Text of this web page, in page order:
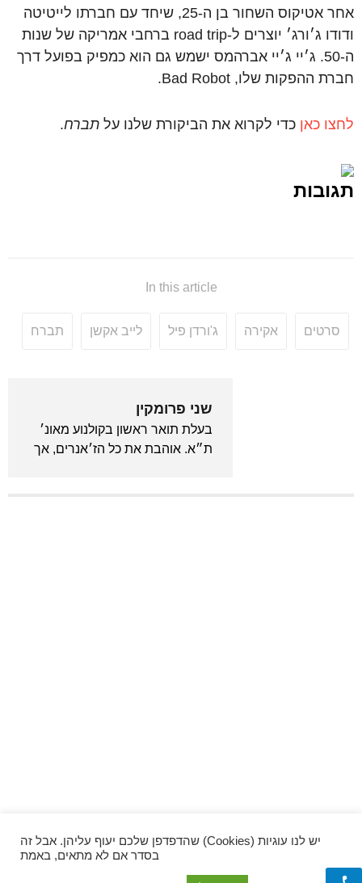
אחר אטיקוס השחור בן ה-25, שיחד עם חברתו לייטיטה
ודודו ג׳ורג׳ יוצרים ל-road trip ברחבי אמריקה של שנות
ה-50. ג׳יי ג׳יי אברהמס ישמש גם הוא כמפיק בפועל דרך
חברת ההפקות שלו, Bad Robot.
לחצו כאן כדי לקרוא את הביקורת שלנו על תברח.
תגובות
In this article
סרטים אקירה ג'ורדן פיל לייב אקשן תברח
שני פרומקין
בעלת תואר ראשון בקולנוע מאונ׳
ת״א. אוהבת את כל הז׳אנרים, אך
יש לנו עוגיות (Cookies) שהדפדפן שלכם יעוף עליהן. אבל זה
בסדר אם לא מתאים, באמת